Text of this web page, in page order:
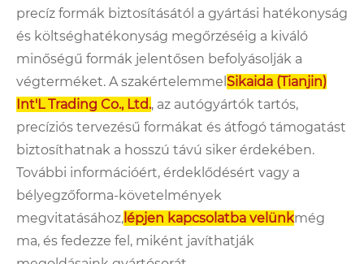
precíz formák biztosításától a gyártási hatékonyság
és költséghatékonyság megőrzéséig a kiváló
minőségű formák jelentősen befolyásolják a
végterméket. A szakértelemmel Sikaida (Tianjin)
Int'L Trading Co., Ltd., az autógyártók tartós,
precíziós tervezésű formákat és átfogó támogatást
biztosíthatnak a hosszú távú siker érdekében.
További információért, érdeklődésért vagy a
bélyegzőforma-követelmények
megvitatásához, lépjen kapcsolatba velünkmég
ma, és fedezze fel, miként javíthatják